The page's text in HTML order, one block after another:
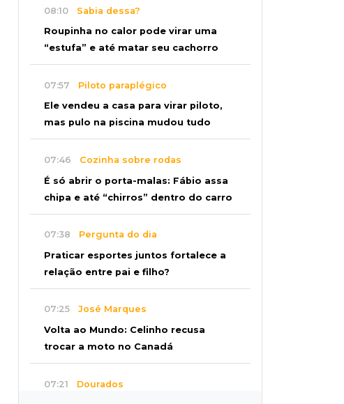
08:10 Sabia dessa?
Roupinha no calor pode virar uma
“estufa” e até matar seu cachorro
07:57 Piloto paraplégico
Ele vendeu a casa para virar piloto,
mas pulo na piscina mudou tudo
07:46 Cozinha sobre rodas
É só abrir o porta-malas: Fábio assa
chipa e até “chirros” dentro do carro
07:38 Pergunta do dia
Praticar esportes juntos fortalece a
relação entre pai e filho?
07:25 José Marques
Volta ao Mundo: Celinho recusa
trocar a moto no Canadá
07:21 Dourados